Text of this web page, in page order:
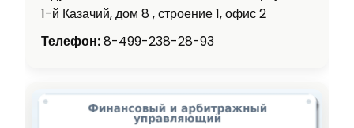
1-й Казачий, дом 8 , строение 1, офис 2
Телефон:8-499-238-28-93